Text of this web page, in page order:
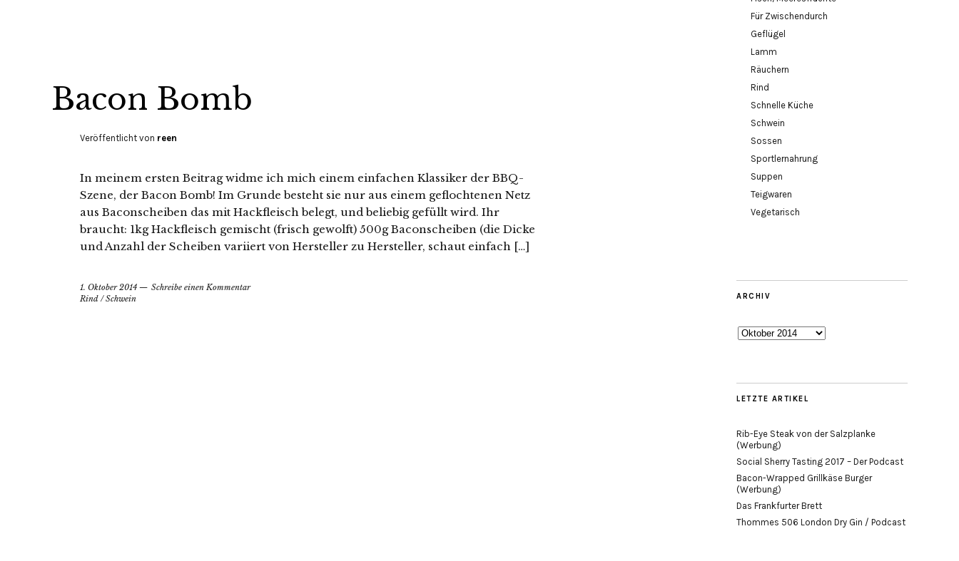
Bacon Bomb
Veröffentlicht von reen
In meinem ersten Beitrag widme ich mich einem einfachen Klassiker der BBQ-
Szene, der Bacon Bomb! Im Grunde besteht sie nur aus einem geflochtenen Netz
aus Baconscheiben das mit Hackfleisch belegt, und beliebig gefüllt wird. Ihr
braucht: 1kg Hackfleisch gemischt (frisch gewolft) 500g Baconscheiben (die Dicke
und Anzahl der Scheiben variiert von Hersteller zu Hersteller, schaut einfach […]
1. Oktober 2014
Schreibe einen Kommentar
Rind /Schwein
Für Zwischendurch
Geflügel
Lamm
Räuchern
Rind
Schnelle Küche
Schwein
Sossen
Sportlernahrung
Suppen
Teigwaren
Vegetarisch
ARCHIV
Archiv
LETZTE ARTIKEL
Rib-Eye Steak von der Salzplanke
(Werbung)
Social Sherry Tasting 2017 – Der Podcast
Bacon-Wrapped Grillkäse Burger
(Werbung)
Das Frankfurter Brett
Thommes 506 London Dry Gin / Podcast